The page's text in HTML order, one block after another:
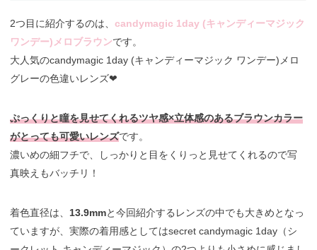
2つ目に紹介するのは、candymagic 1day (キャンディーマジック
ワンデー)メロブラウンです。
大人気のcandymagic 1day (キャンディーマジック ワンデー)メロ
グレーの色違いレンズ❤︎
ぷっくりと瞳を見せてくれるツヤ感×立体感のあるブラウンカラー
がとっても可愛いレンズです。
濃いめの細フチで、しっかりと目をくりっと見せてくれるので写
真映えもバッチリ！
着色直径は、 13.9mmと今回紹介するレンズの中でも大きめとなっ
ていますが、実際の着用感としてはsecret candymagic 1day（シ